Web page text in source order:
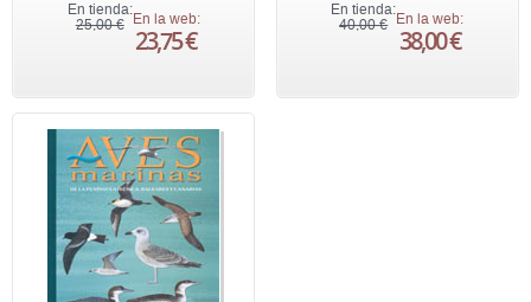
En tienda:
25,00 € En la web:
23,75 €
En tienda:
40,00 €
En la web:
38,00 €